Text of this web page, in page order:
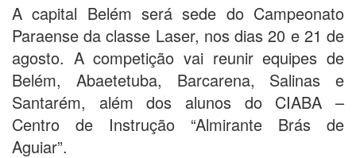
A capital Belém será sede do Campeonato
Paraense da classe Laser, nos dias 20 e 21 de
agosto. A competição vai reunir equipes de
Belém, Abaetetuba, Barcarena, Salinas e
Santarém, além dos alunos do CIABA –
Centro de Instrução “Almirante Brás de
Aguiar”.